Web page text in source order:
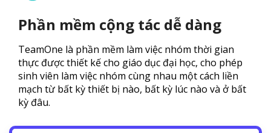
Phần mềm cộng tác dễ dàng
TeamOne là phần mềm làm việc nhóm thời gian
thực được thiết kế cho giáo dục đại học, cho phép
sinh viên làm việc nhóm cùng nhau một cách liền
mạch từ bất kỳ thiết bị nào, bất kỳ lúc nào và ở bất
kỳ đâu.